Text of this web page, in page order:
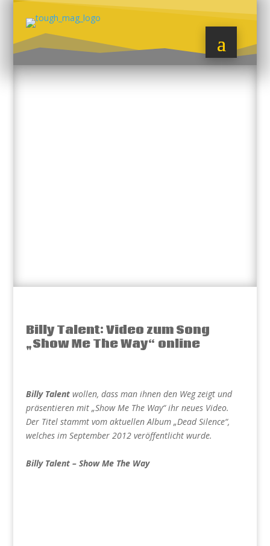
Billy Talent: Video zum Song
„Show Me The Way“ online
Billy Talentwollen, dass man ihnen den Weg zeigt und
präsentieren mit „Show Me The Way“ ihr neues Video.
Der Titel stammt vom aktuellen Album „Dead Silence“,
welches im September 2012 veröffentlicht wurde.
Billy Talent – Show Me The Way